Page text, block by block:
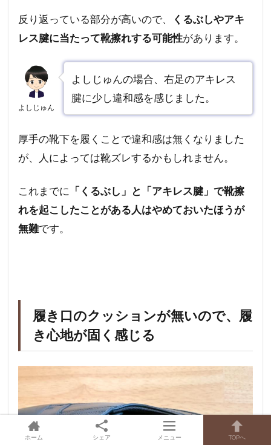
反り返っている部分が高いので、
くるぶしやアキ
レス腱に当たって靴擦れする可能性があります。
よしじゅん
よしじゅんの場合、右足のアキレス
腱に少し違和感を感じました。
厚手の靴下を履くことで違和感は無くなりました
が、人によっては靴ズレするかもしれません。
これまでに 「くるぶし」と「アキレス腱」で靴擦
れを起こしたことがある人はやめておいたほうが
無難です。
履き口のクッションが無いので、履
き心地が固く感じる
ホーム シェア メニュー TOPへ